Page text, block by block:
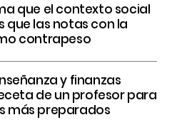
que el contexto social
que las notas con la
contrapeso
y finanzas
de un profesor para
más preparados